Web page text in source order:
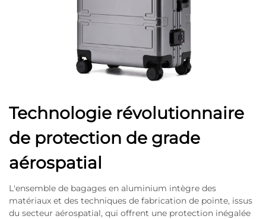
Technologie révolutionnaire
de protection de grade
aérospatial
L'ensemble de bagages en aluminium intègre des
matériaux et des techniques de fabrication de pointe, issus
du secteur aérospatial, qui offrent une protection inégalée